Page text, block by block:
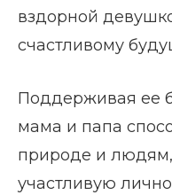
вздорной
счастливому
Поддерживая ее
мама и папа
природе и людям,
участливую